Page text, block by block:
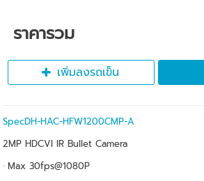
ราคารวม
เพิ่มลงรถเข็น
SpecDH-HAC-HFW1200CMP-A
2MP HDCVI IR Bullet Camera
· Max 30fps@1080P